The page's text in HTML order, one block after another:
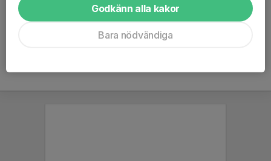
Titel Huvudtränare
Godkänn alla kakor
Bara nödvändiga